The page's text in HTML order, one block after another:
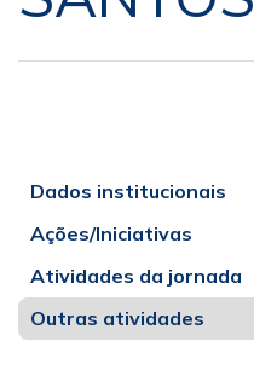
Dados institucionais
Ações/Iniciativas
Atividades da jornada
Outras atividades